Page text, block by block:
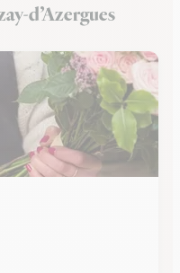
d’Azergues